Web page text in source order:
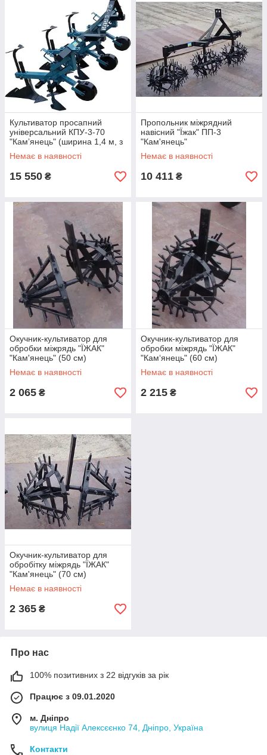
Культиватор просапний
універсальний КПУ-3-70
"Камʼянець" (ширина 1,4 м, з
долотом)
Немає в наявності
15 550 ₴
Пропольник міжрядний
навісний "Їжак" ПП-3
"Кам'янець"
Немає в наявності
10 411 ₴
Окучник-культиватор для
обробки міжрядь "ЇЖАК"
"Кам'янець" (50 см)
Немає в наявності
2 065 ₴
Окучник-культиватор для
обробки міжрядь "ЇЖАК"
"Кам‘янець" (60 см)
Немає в наявності
2 215 ₴
Окучник-культиватор для
обробітку міжрядь "ЇЖАК"
"Кам'янець" (70 см)
Немає в наявності
2 365 ₴
Про нас
100% позитивних з 22 відгуків за рік
Працює з 09.01.2020
м. Дніпро
вулиця Надії Алексєєнко 74, Дніпро, Україна
Контакти